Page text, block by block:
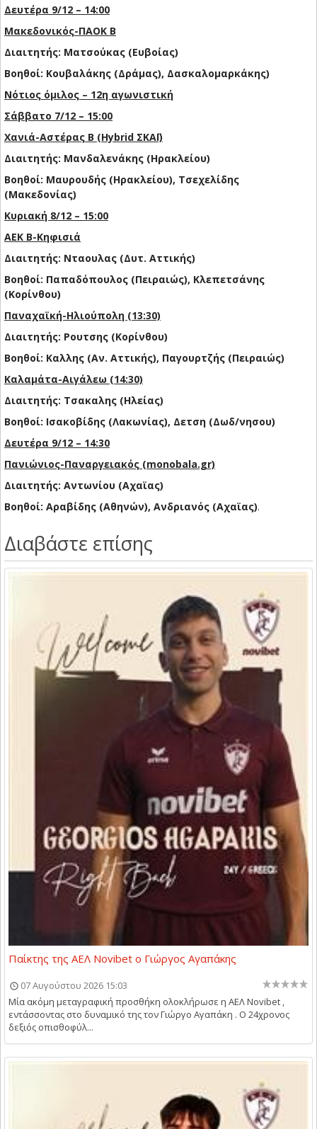
Δευτέρα 9/12 – 14:00
Μακεδονικός-ΠΑΟΚ Β
Διαιτητής: Ματσούκας (Ευβοίας)
Βοηθοί: Κουβαλάκης (Δράμας), Δασκαλομαρκάκης)
Νότιος όμιλος – 12η αγωνιστική
Σάββατο 7/12 – 15:00
Χανιά-Αστέρας Β (Hybrid ΣΚΑΪ)
Διαιτητής: Μανδαλενάκης (Ηρακλείου)
Βοηθοί: Μαυρουδής (Ηρακλείου), Τσεχελίδης
(Μακεδονίας)
Κυριακή 8/12 – 15:00
ΑΕΚ Β-Κηφισιά
Διαιτητής: Νταουλας (Δυτ. Αττικής)
Βοηθοί: Παπαδόπουλος (Πειραιώς), Κλεπετσάνης
(Κορίνθου)
Παναχαϊκή-Ηλιούπολη (13:30)
Διαιτητής: Ρουτσης (Κορίνθου)
Βοηθοί: Καλλης (Αν. Αττικής), Παγουρτζής (Πειραιώς)
Καλαμάτα-Αιγάλεω (14:30)
Διαιτητής: Τσακαλης (Ηλείας)
Βοηθοί: Ισακοβίδης (Λακωνίας), Δετση (Δωδ/νησου)
Δευτέρα 9/12 – 14:30
Πανιώνιος-Παναργειακός (monobala.gr)
Διαιτητής: Αντωνίου (Αχαϊας)
Βοηθοί: Αραβίδης (Αθηνών), Ανδριανός (Αχαϊας).
Διαβάστε επίσης
Παίκτης της ΑΕΛ Novibet ο Γιώργος Αγαπάκης
07 Αυγούστου 2026 15:03
Μία ακόμη μεταγραφική προσθήκη ολοκλήρωσε η ΑΕΛ Novibet ,
εντάσσοντας στο δυναμικό της τον Γιώργο Αγαπάκη . Ο 24χρονος
δεξιός οπισθοφύλ...